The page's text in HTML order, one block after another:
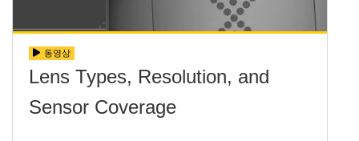
동영상
Lens Types, Resolution, and
Sensor Coverage